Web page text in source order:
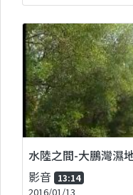
水陸之間-大鵬灣濕
影音 13:14
2016/01/13